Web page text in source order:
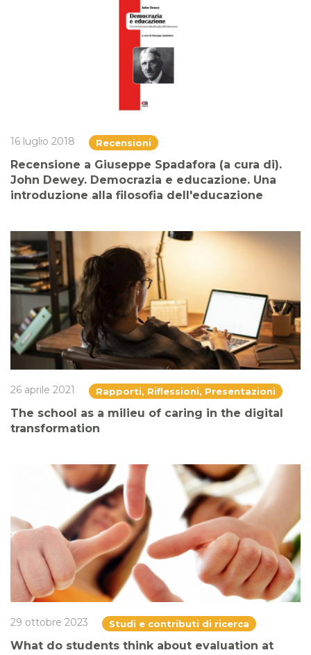
16 luglio 2018 Recensioni
Recensione a Giuseppe Spadafora (a cura di).
John Dewey. Democrazia e educazione. Una
introduzione alla filosofia dell'educazione
26 aprile 2021 Rapporti, Riflessioni, Presentazioni
The school as a milieu of caring in the digital
transformation
29 ottobre 2023 Studi e contributi di ricerca
What do students think about evaluation at